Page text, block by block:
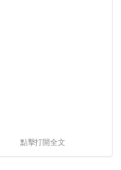
點擊打開全文